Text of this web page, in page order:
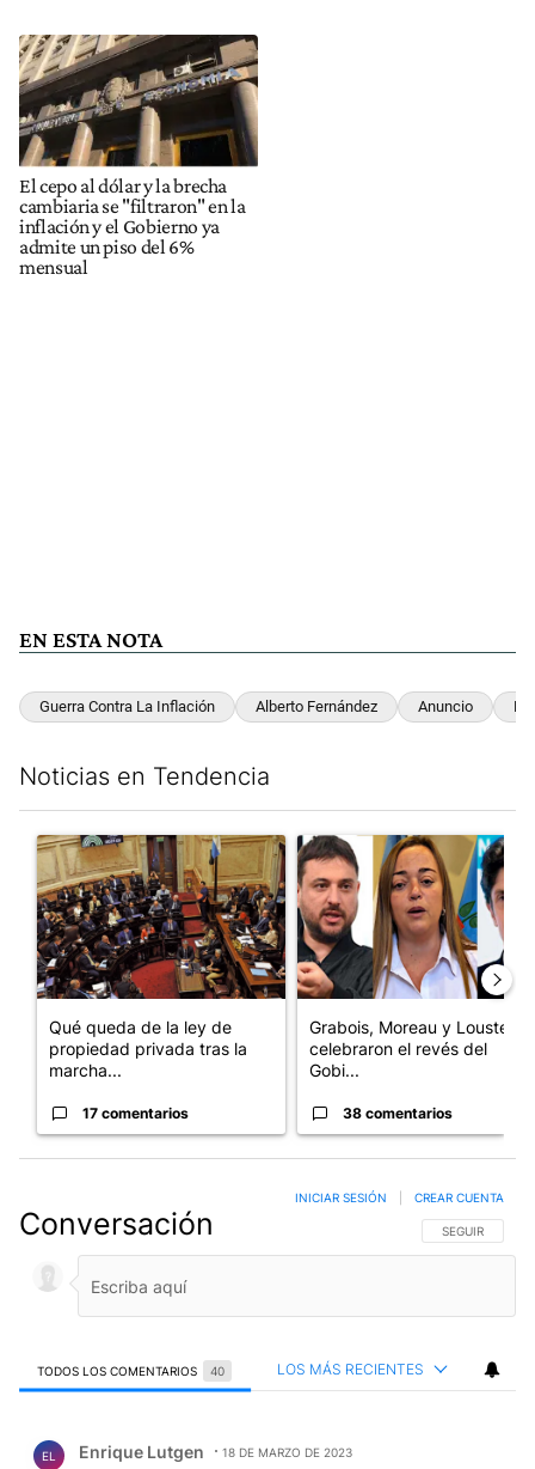
El cepo al dólar y la brecha
cambiaria se "filtraron" en la
inflación y el Gobierno ya
admite un piso del 6%
mensual
EN ESTA NOTA
Guerra Contra La Inflación Alberto Fernández Anuncio
Noticias en Tendencia
Un artículo de tendencia con el título "Qué queda de la ley de
Qué queda de la ley de
propiedad privada tras la
marcha...
17 comentarios
Un artículo de tendencia con
Grabois, Moreau y Lousteau
celebraron el revés del
Gobi...
38 comentarios
Conversación SIGA ESTA
SEGUIR
INICIAR SESIÓN CREAR CUENTA
TODOS LOS COMENTARIOS 40 LOS MÁS RECIENTES
EL Enrique Lutgen 18 DE MARZO DE 2023